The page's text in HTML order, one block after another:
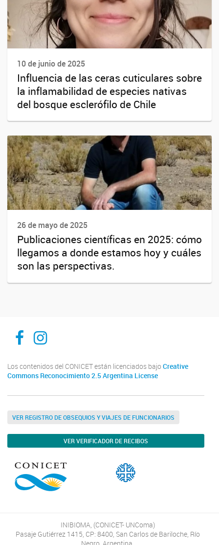
10 de junio de 2025
Influencia de las ceras cuticulares sobre
la inflamabilidad de especies nativas
del bosque esclerófilo de Chile
26 de mayo de 2025
Publicaciones científicas en 2025: cómo
llegamos a donde estamos hoy y cuáles
son las perspectivas.
Inibioma-Conicet/Unco
inibiomaabierto
Los contenidos del CONICET están licenciados bajo Creative
Commons Reconocimiento 2.5 Argentina License
VER REGISTRO DE OBSEQUIOS Y VIAJES DE FUNCIONARIOS
VER VERIFICADOR DE RECIBOS
INIBIOMA, (CONICET- UNComa)
Pasaje Gutiérrez 1415, CP: 8400, San Carlos de Bariloche, Río